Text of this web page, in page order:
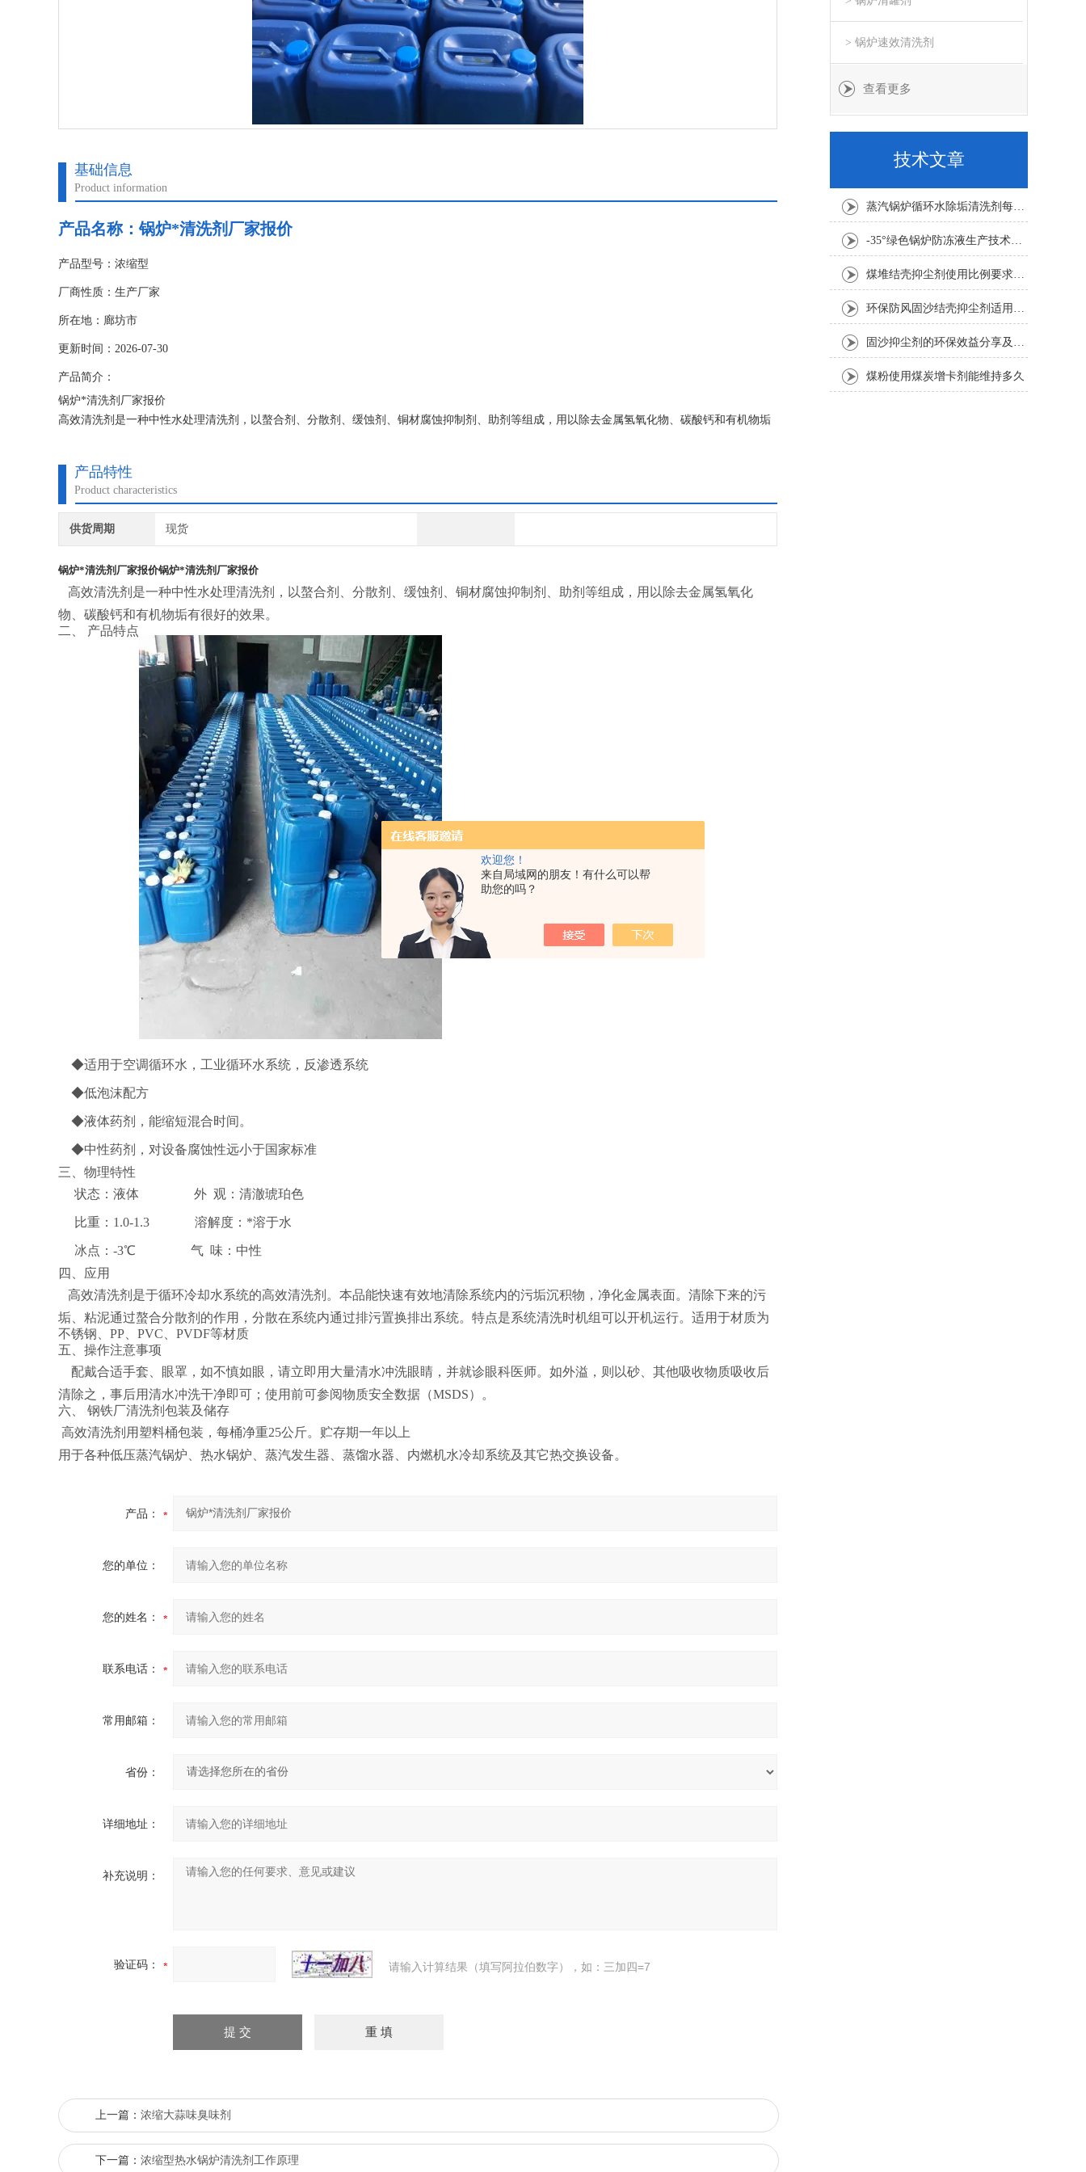
欢迎您！
来自局域网的朋友！有什么可以帮
助您的吗？
基础信息
Product information
产品名称：锅炉*清洗剂厂家报价
产品型号：浓缩型
厂商性质：生产厂家
所在地：廊坊市
更新时间：2026-07-30
产品简介：
锅炉*清洗剂厂家报价
高效清洗剂是一种中性水处理清洗剂，以螯合剂、分散剂、缓蚀剂、铜材腐蚀抑制剂、助剂等组成，用以除去金属氢氧化物、碳酸钙和有机物垢
产品特性
Product characteristics
供货周期 现货
锅炉*清洗剂厂家报价锅炉*清洗剂厂家报价
高效清洗剂是一种中性水处理清洗剂，以螯合剂、分散剂、缓蚀剂、铜材腐蚀抑制剂、助剂等组成，用以除去金属氢氧化
物、碳酸钙和有机物垢有很好的效果。
二、 产品特点
◆适用于空调循环水，工业循环水系统，反渗透系统
◆低泡沫配方
◆液体药剂，能缩短混合时间。
◆中性药剂，对设备腐蚀性远小于国家标准
三、物理特性
状态：液体 外 观：清澈琥珀色
比重：1.0-1.3 溶解度：*溶于水
冰点：-3℃ 气 味：中性
四、应用
高效清洗剂是于循环冷却水系统的高效清洗剂。本品能快速有效地清除系统内的污垢沉积物，净化金属表面。清除下来的污
垢、粘泥通过螯合分散剂的作用，分散在系统内通过排污置换排出系统。特点是系统清洗时机组可以开机运行。适用于材质为
不锈钢、PP、PVC、PVDF等材质
五、操作注意事项
配戴合适手套、眼罩，如不慎如眼，请立即用大量清水冲洗眼睛，并就诊眼科医师。如外溢，则以砂、其他吸收物质吸收后
清除之，事后用清水冲洗干净即可；使用前可参阅物质安全数据（MSDS）。
六、 钢铁厂清洗剂包装及储存
高效清洗剂用塑料桶包装，每桶净重25公斤。贮存期一年以上
用于各种低压蒸汽锅炉、热水锅炉、蒸汽发生器、蒸馏水器、内燃机水冷却系统及其它热交换设备。
产品：
您的单位：
您的姓名：
联系电话：
常用邮箱：
省份：
详细地址：
补充说明：
验证码： 请输入计算结果（填写阿拉伯数字），如：三加四=7
上一篇： 浓缩大蒜味臭味剂
下一篇： 浓缩型热水锅炉清洗剂工作原理
> 锅炉速效清洗剂
查看更多
技术文章
蒸汽锅炉循环水除垢清洗剂每吨水用量
-35°绿色锅炉防冻液生产技术要求
煤堆结壳抑尘剂使用比例要求1:100倍
环保防风固沙结壳抑尘剂适用要求
固沙抑尘剂的环保效益分享及其应用考虑因素介绍
煤粉使用煤炭增卡剂能维持多久